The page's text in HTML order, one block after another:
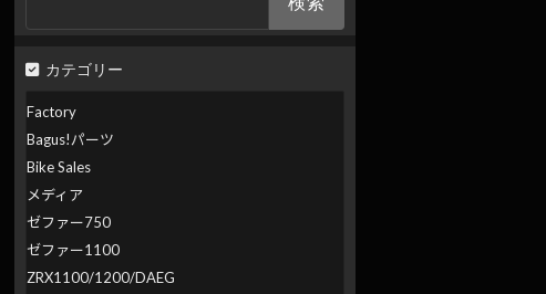
カテゴリー
Factory
Bagus!パーツ
Bike Sales
メディア
ゼファー750
ゼファー1100
ZRX1100/1200/DAEG